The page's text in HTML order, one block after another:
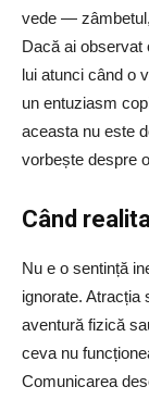
vede —
Dacă ai
lui atunci când o
un entuziasm
aceasta nu este
vorbește despre
Când
Nu e o sentință
ignorate. Atracția
aventură fizică
ceva nu
Comunicarea